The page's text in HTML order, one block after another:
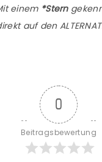
einem *Stern
auf den
0
Beitragsbewertung